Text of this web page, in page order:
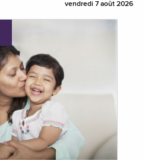
vendredi 7 août 2026